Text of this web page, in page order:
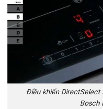
Điều khiển DirectSelect
Bosch